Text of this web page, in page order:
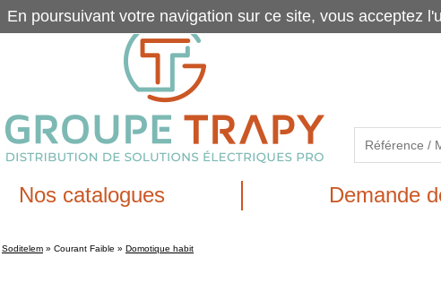
Nos catalogues Demande
Soditelem » Courant Faible » Domotique habit
En poursuivant votre navigation sur ce site, vous